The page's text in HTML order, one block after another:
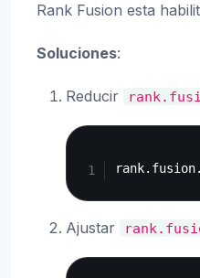
Rank Fusion esta
Soluciones:
Reducir
Ajustar